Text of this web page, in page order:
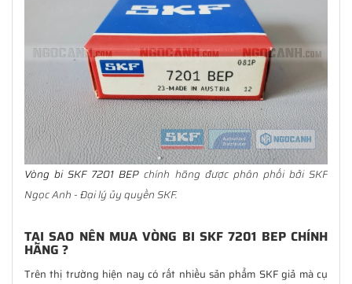
Vòng bi SKF 7201 BEP chính hãng được phân phối bởi SKF
Ngọc Anh - Đại lý ủy quyền SKF.
TẠI SAO NÊN MUA VÒNG BI SKF 7201 BEP CHÍNH
HÃNG ?
Trên thị trường hiện nay có rất nhiều sản phẩm SKF giả mà cụ